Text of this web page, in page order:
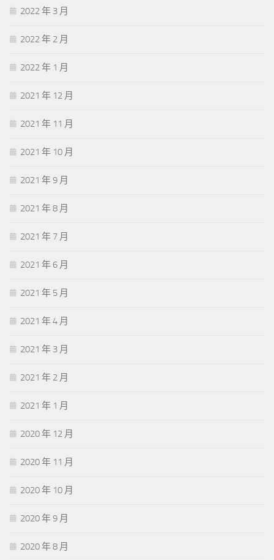
2022 年 3 月
2022 年 2 月
2022 年 1 月
2021 年 12 月
2021 年 11 月
2021 年 10 月
2021 年 9 月
2021 年 8 月
2021 年 7 月
2021 年 6 月
2021 年 5 月
2021 年 4 月
2021 年 3 月
2021 年 2 月
2021 年 1 月
2020 年 12 月
2020 年 11 月
2020 年 10 月
2020 年 9 月
2020 年 8 月